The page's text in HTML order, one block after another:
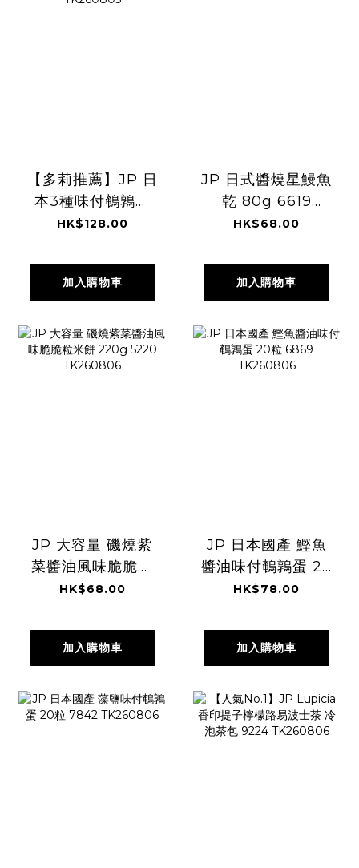
【多莉推薦】JP 日
本3種味付鵪鶉蛋
33粒 9693
HK$128.00
加入購物車
JP 日式醬燒星鰻魚
乾 80g 6619
TK260806
HK$68.00
加入購物車
JP 大容量 磯燒紫
菜醬油風味脆脆粒
米餅 220g 5220
HK$68.00
加入購物車
JP 日本國產 鰹魚
醬油味付鵪鶉蛋 20
粒 6869
HK$78.00
加入購物車